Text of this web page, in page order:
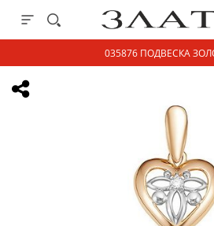
035876 ПОДВЕСКА